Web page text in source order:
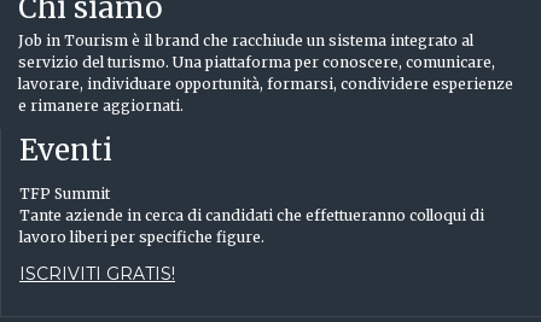
Chi siamo
Job in Tourism è il brand che racchiude un sistema integrato al
servizio del turismo. Una piattaforma per conoscere, comunicare,
lavorare, individuare opportunità, formarsi, condividere esperienze
e rimanere aggiornati.
Eventi
TFP Summit
Tante aziende in cerca di candidati che effettueranno colloqui di
lavoro liberi per specifiche figure.
ISCRIVITI GRATIS!